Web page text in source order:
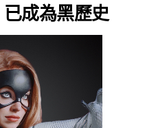
已成為黑歷史